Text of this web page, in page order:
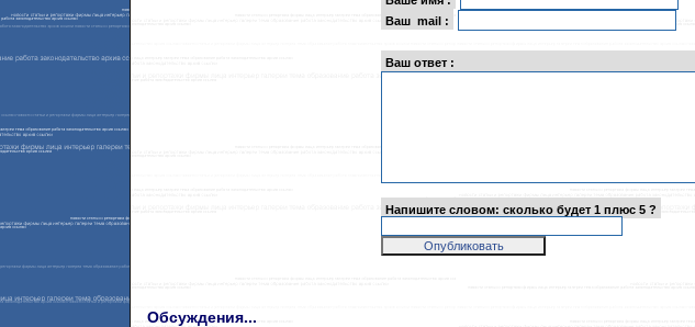
Ваш mail :
Ваш ответ :
Напишите словом: сколько будет 1 плюс 5 ?
Обсуждения...